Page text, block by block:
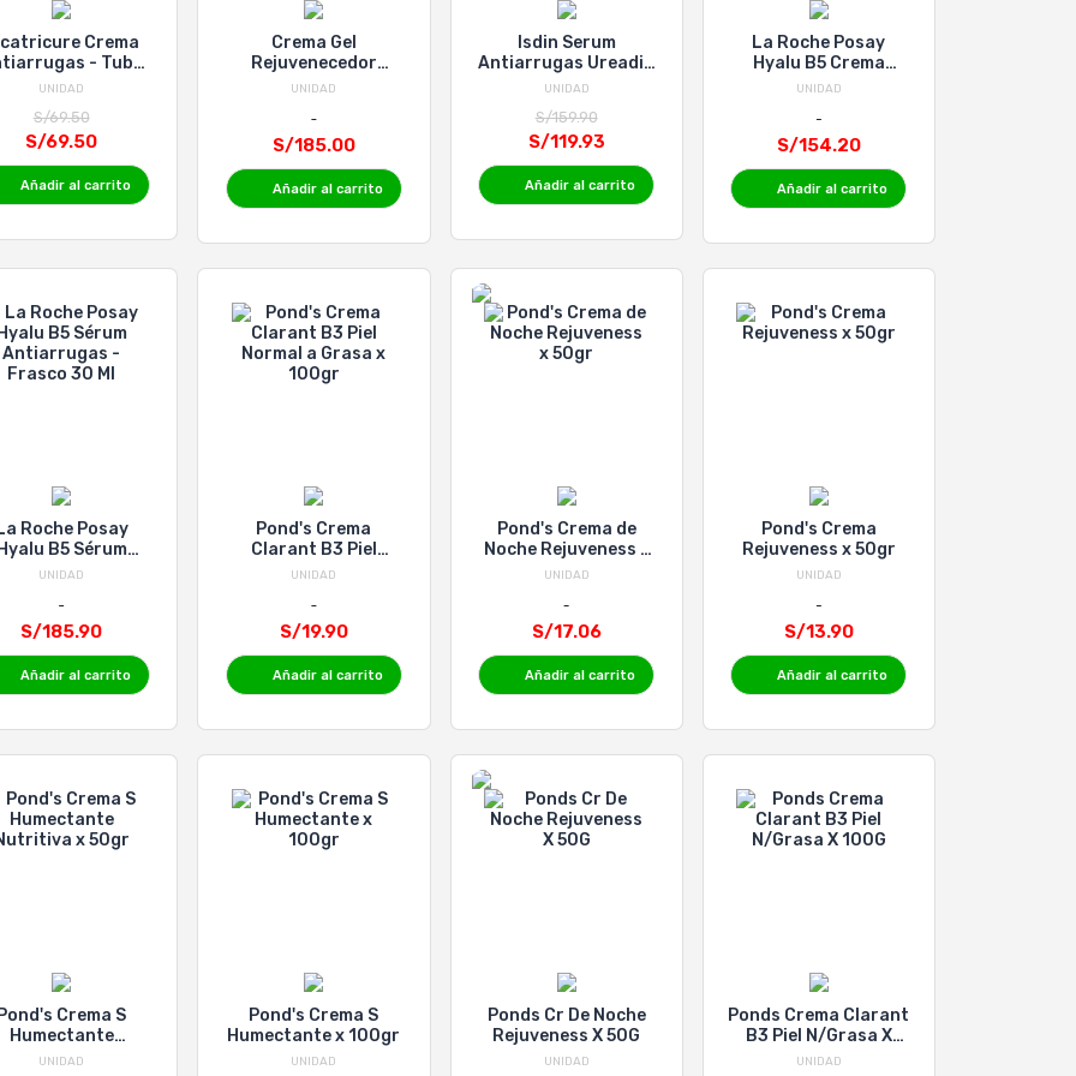
Crema
- Tubo
60 G
UNIDAD
S/69.50
S/69.50
Añadir al carrito
Crema Gel
Rejuvenecedor
Sesderma Factor G
UNIDAD
S/185.00
Añadir al carrito
Isdin Serum
Antiarrugas Ureadin
Fusión - Frasco 30 Ml
UNIDAD
S/159.90
S/119.93
Añadir al carrito
La Roche Posay
Hyalu B5 Crema
Tratamiento de
- Tubo 40 Ml
UNIDAD
S/154.20
Añadir al carrito
Roche Posay
B5 Sérum
- Frasco
UNIDAD
S/185.90
Añadir al carrito
Pond's Crema
Clarant B3 Piel
Normal a Grasa x
UNIDAD
S/19.90
Añadir al carrito
Pond's Crema de
Noche Rejuveness x
50gr
UNIDAD
S/17.06
Añadir al carrito
Pond's Crema
Rejuveness x 50gr
UNIDAD
S/13.90
Añadir al carrito
Crema S
Humectante
x 50gr
UNIDAD
Pond's Crema S
Humectante x 100gr
UNIDAD
Ponds Cr De Noche
Rejuveness X 50G
UNIDAD
Ponds Crema Clarant
B3 Piel N/Grasa X
100G
UNIDAD